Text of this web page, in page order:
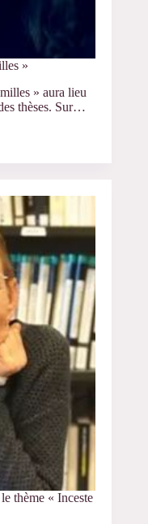
»
» aura lieu
thèses. Sur…
thème « Inceste